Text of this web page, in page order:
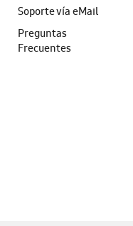
Soporte vía eMail
Preguntas
Frecuentes